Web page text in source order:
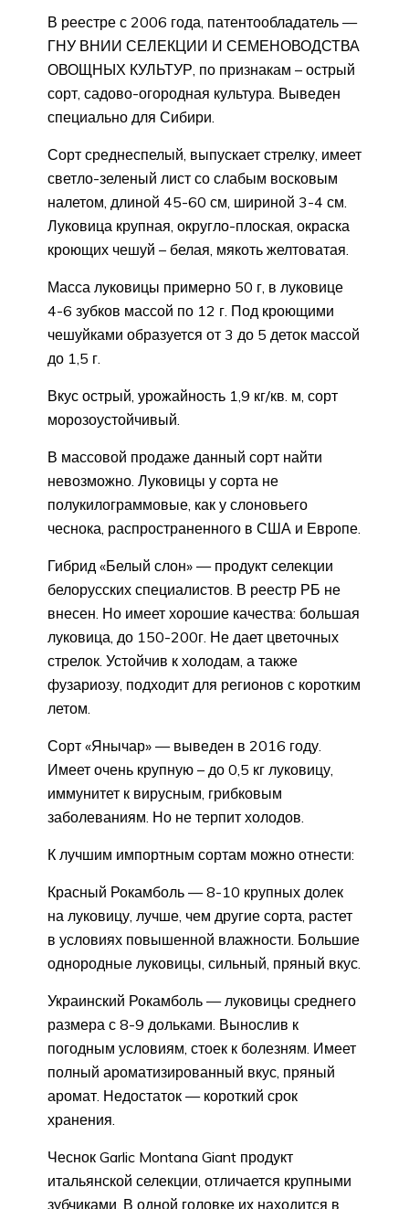
В реестре с 2006 года, патентообладатель —
ГНУ ВНИИ СЕЛЕКЦИИ И СЕМЕНОВОДСТВА
ОВОЩНЫХ КУЛЬТУР, по признакам – острый
сорт, садово-огородная культура. Выведен
специально для Сибири.
Сорт среднеспелый, выпускает стрелку, имеет
светло-зеленый лист со слабым восковым
налетом, длиной 45-60 см, шириной 3-4 см.
Луковица крупная, округло-плоская, окраска
кроющих чешуй – белая, мякоть желтоватая.
Масса луковицы примерно 50 г, в луковице
4-6 зубков массой по 12 г. Под кроющими
чешуйками образуется от 3 до 5 деток массой
до 1,5 г.
Вкус острый, урожайность 1,9 кг/кв. м, сорт
морозоустойчивый.
В массовой продаже данный сорт найти
невозможно. Луковицы у сорта не
полукилограммовые, как у слоновьего
чеснока, распространенного в США и Европе.
Гибрид «Белый слон» — продукт селекции
белорусских специалистов. В реестр РБ не
внесен. Но имеет хорошие качества: большая
луковица, до 150-200г. Не дает цветочных
стрелок. Устойчив к холодам, а также
фузариозу, подходит для регионов с коротким
летом.
Сорт «Янычар» — выведен в 2016 году.
Имеет очень крупную – до 0,5 кг луковицу,
иммунитет к вирусным, грибковым
заболеваниям. Но не терпит холодов.
К лучшим импортным сортам можно отнести:
Красный Рокамболь — 8-10 крупных долек
на луковицу, лучше, чем другие сорта, растет
в условиях повышенной влажности. Большие
однородные луковицы, сильный, пряный вкус.
Украинский Рокамболь — луковицы среднего
размера с 8-9 дольками. Вынослив к
погодным условиям, стоек к болезням. Имеет
полный ароматизированный вкус, пряный
аромат. Недостаток — короткий срок
хранения.
Чеснок Garlic Montana Giant продукт
итальянской селекции, отличается крупными
зубчиками. В одной головке их находится в